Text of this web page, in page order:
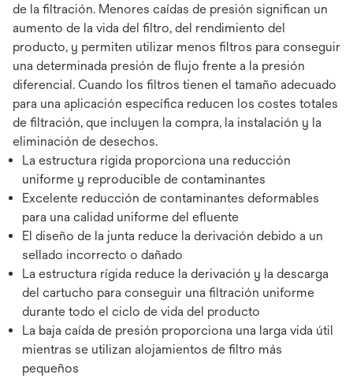
de la filtración. Menores caídas de presión significan un
aumento de la vida del filtro, del rendimiento del
producto, y permiten utilizar menos filtros para conseguir
una determinada presión de flujo frente a la presión
diferencial. Cuando los filtros tienen el tamaño adecuado
para una aplicación específica reducen los costes totales
de filtración, que incluyen la compra, la instalación y la
eliminación de desechos.
La estructura rígida proporciona una reducción
uniforme y reproducible de contaminantes
Excelente reducción de contaminantes deformables
para una calidad uniforme del efluente
El diseño de la junta reduce la derivación debido a un
sellado incorrecto o dañado
La estructura rígida reduce la derivación y la descarga
del cartucho para conseguir una filtración uniforme
durante todo el ciclo de vida del producto
La baja caída de presión proporciona una larga vida útil
mientras se utilizan alojamientos de filtro más
pequeños